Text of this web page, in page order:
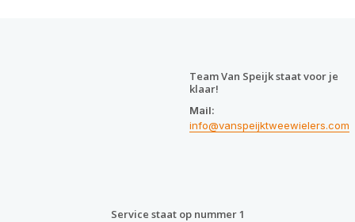
Team Van Speijk staat voor je
klaar!
Mail:
info@vanspeijktweewielers.com
Service staat op nummer 1